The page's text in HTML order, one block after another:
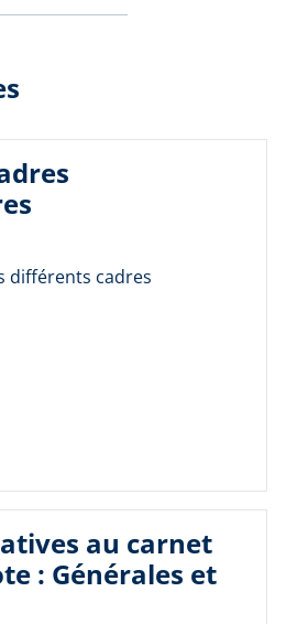
différents cadres
au carnet
: Générales et